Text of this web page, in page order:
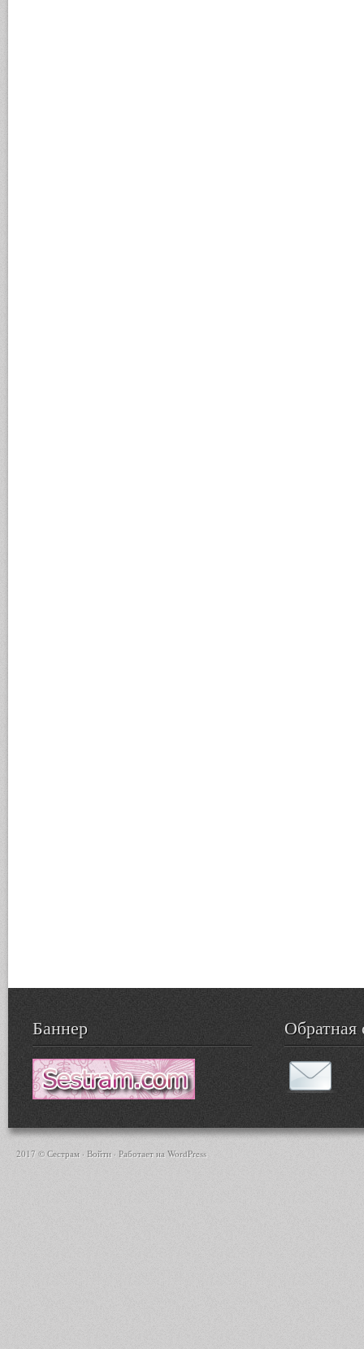
Баннер Обратная
2017 © Сестрам · Войти · Работает на WordPress